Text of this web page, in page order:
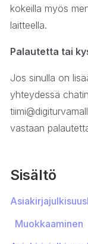
kokeilla myös
laitteella.
Palautetta tai
Jos sinulla on
yhteydessä
vastaan
Sisältö
Muokkaaminen